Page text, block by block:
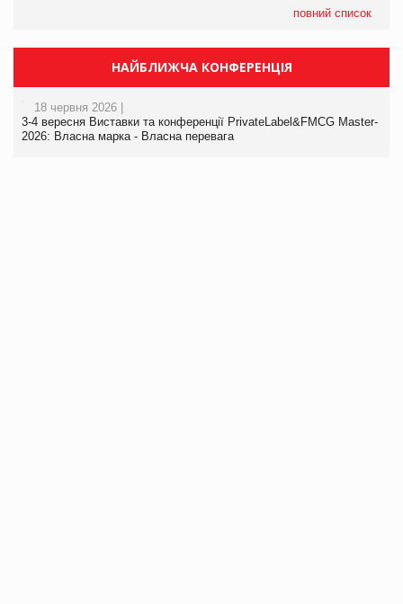
повний список
НАЙБЛИЖЧА КОНФЕРЕНЦІЯ
18 червня 2026 |
3-4 вересня Виставки та конференції PrivateLabel&FMCG Master-
2026: Власна марка - Власна перевага